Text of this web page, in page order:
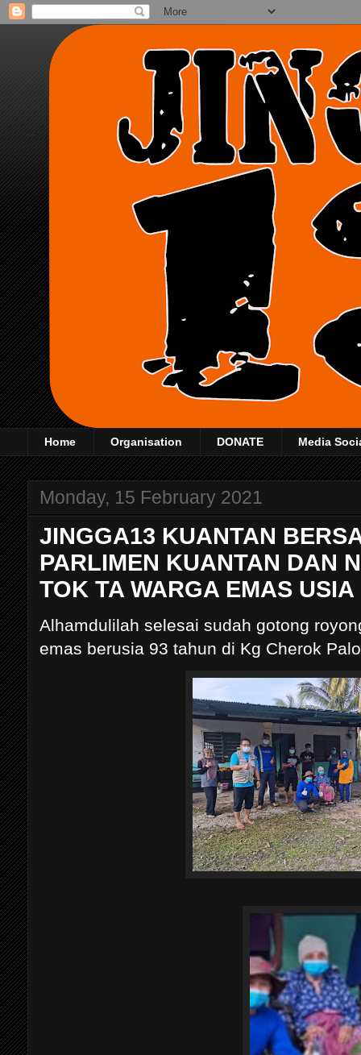
Home Organisation DONATE Media
Monday, 15 February 2021
JINGGA13 KUANTAN
PARLIMEN KUANTAN DAN
TOK TA WARGA EMAS USIA
Alhamdulilah selesai sudah gotong
emas berusia 93 tahun di Kg Cherok